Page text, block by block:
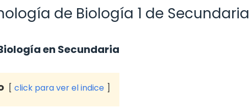
de Biología 1 de Secundaria
en Secundaria
click para ver el indice